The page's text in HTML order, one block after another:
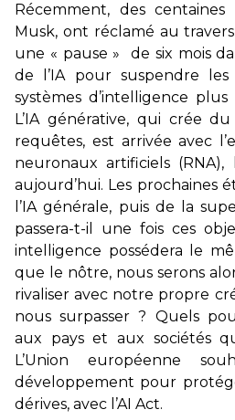
Récemment, des
Musk, ont réclamé au
une « pause » de six mois
de l’IA pour suspendre
systèmes d’intelligence plus
L’IA générative, qui crée
requêtes, est arrivée avec
neuronaux artificiels
aujourd’hui. Les prochaines
l’IA générale, puis de la
passera-t-il une fois ces
intelligence possédera le
que le nôtre, nous serons
rivaliser avec notre propre
nous surpasser ? Quels
aux pays et aux sociétés
L’Union européenne
développement pour
dérives, avec l’AI Act.